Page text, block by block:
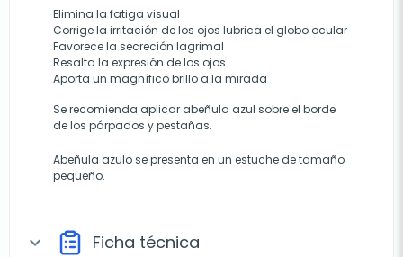
Elimina la fatiga visual
Corrige la irritación de los ojos lubrica el globo ocular
Favorece la secreción lagrimal
Resalta la expresión de los ojos
Aporta un magnífico brillo a la mirada
Se recomienda aplicar abeñula azul sobre el borde
de los párpados y pestañas.
Abeñula azulo se presenta en un estuche de tamaño
pequeño.
expand_more Ficha técnica